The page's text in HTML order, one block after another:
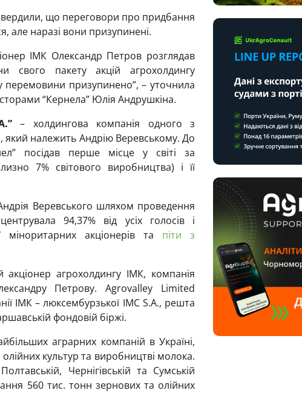
що переговори про придбання
але наразі вони призупинені.
ІМК Олександр Петров розглядав
свого пакету акцій агрохолдингу
перемовини призупинено”, – уточнила
“Кернела” Юлія Андрушкіна.
– холдингова компанія одного з
який належить Андрію Веревському. До
посідав перше місце у світі за
7% світового виробництва) і її
Веревського шляхом проведення
94,37% від усіх голосів і
міноритарних акціонерів та піти з
агрохолдингу ІМК, компанія
Петрову. Agrovalley Limited
ІМК – люксембурзької IMC S.A., решта
фондовій біржі.
аграрних компаній в Україні,
культур та виробництві молока.
Чернігівській та Сумській
560 тис. тонн зернових та олійних